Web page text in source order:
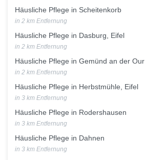
Häusliche Pflege in Scheitenkorb
in 2 km Entfernung
Häusliche Pflege in Dasburg, Eifel
in 2 km Entfernung
Häusliche Pflege in Gemünd an der Our
in 2 km Entfernung
Häusliche Pflege in Herbstmühle, Eifel
in 3 km Entfernung
Häusliche Pflege in Rodershausen
in 3 km Entfernung
Häusliche Pflege in Dahnen
in 3 km Entfernung